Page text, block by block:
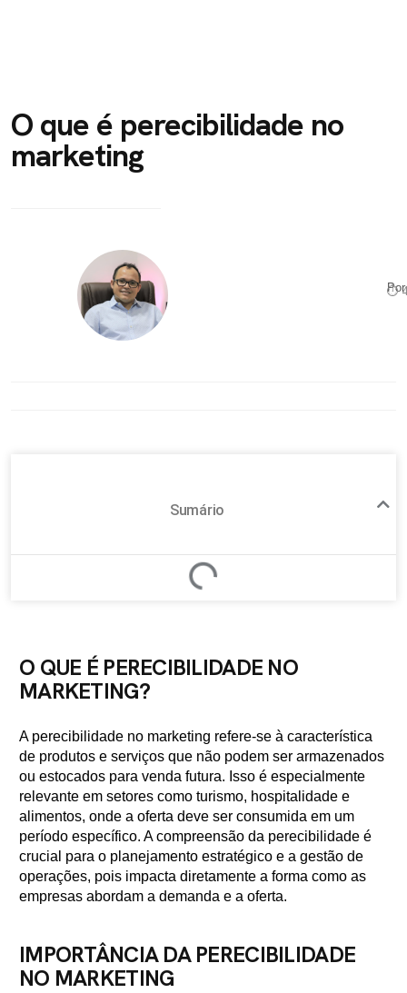
O que é perecibilidade no
marketing
⏱
Sumário
O QUE É PERECIBILIDADE NO
MARKETING?
A perecibilidade no marketing refere-se à característica
de produtos e serviços que não podem ser armazenados
ou estocados para venda futura. Isso é especialmente
relevante em setores como turismo, hospitalidade e
alimentos, onde a oferta deve ser consumida em um
período específico. A compreensão da perecibilidade é
crucial para o planejamento estratégico e a gestão de
operações, pois impacta diretamente a forma como as
empresas abordam a demanda e a oferta.
IMPORTÂNCIA DA PERECIBILIDADE
NO MARKETING